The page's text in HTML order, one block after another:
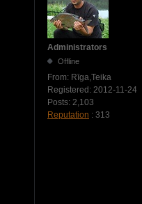
Administrators
Offline
From: Rīga,Teika
Registered: 2012-11-24
Posts: 2,103
Reputation : 313